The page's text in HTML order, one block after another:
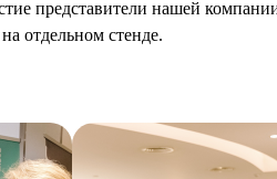
представители нашей
отдельном стенде.